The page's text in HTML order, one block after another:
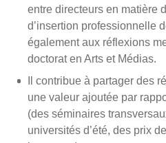
entre directeurs en matière
d’insertion professionnelle
également aux réflexions
doctorat en Arts et Médias.
Il contribue à partager des
une valeur ajoutée par
(des séminaires
universités d’été, des prix